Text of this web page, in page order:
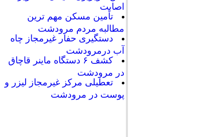
اصابت
تأمین مسکن مهم ترین
مطالبه مردم مرودشت
دستگیری حفار غیرمجاز چاه
آب درمرودشت
کشف ۶ دستگاه ماینر قاچاق
در مرودشت
تعطیلی مرکز غیرمجاز لیزر و
پوست در مرودشت